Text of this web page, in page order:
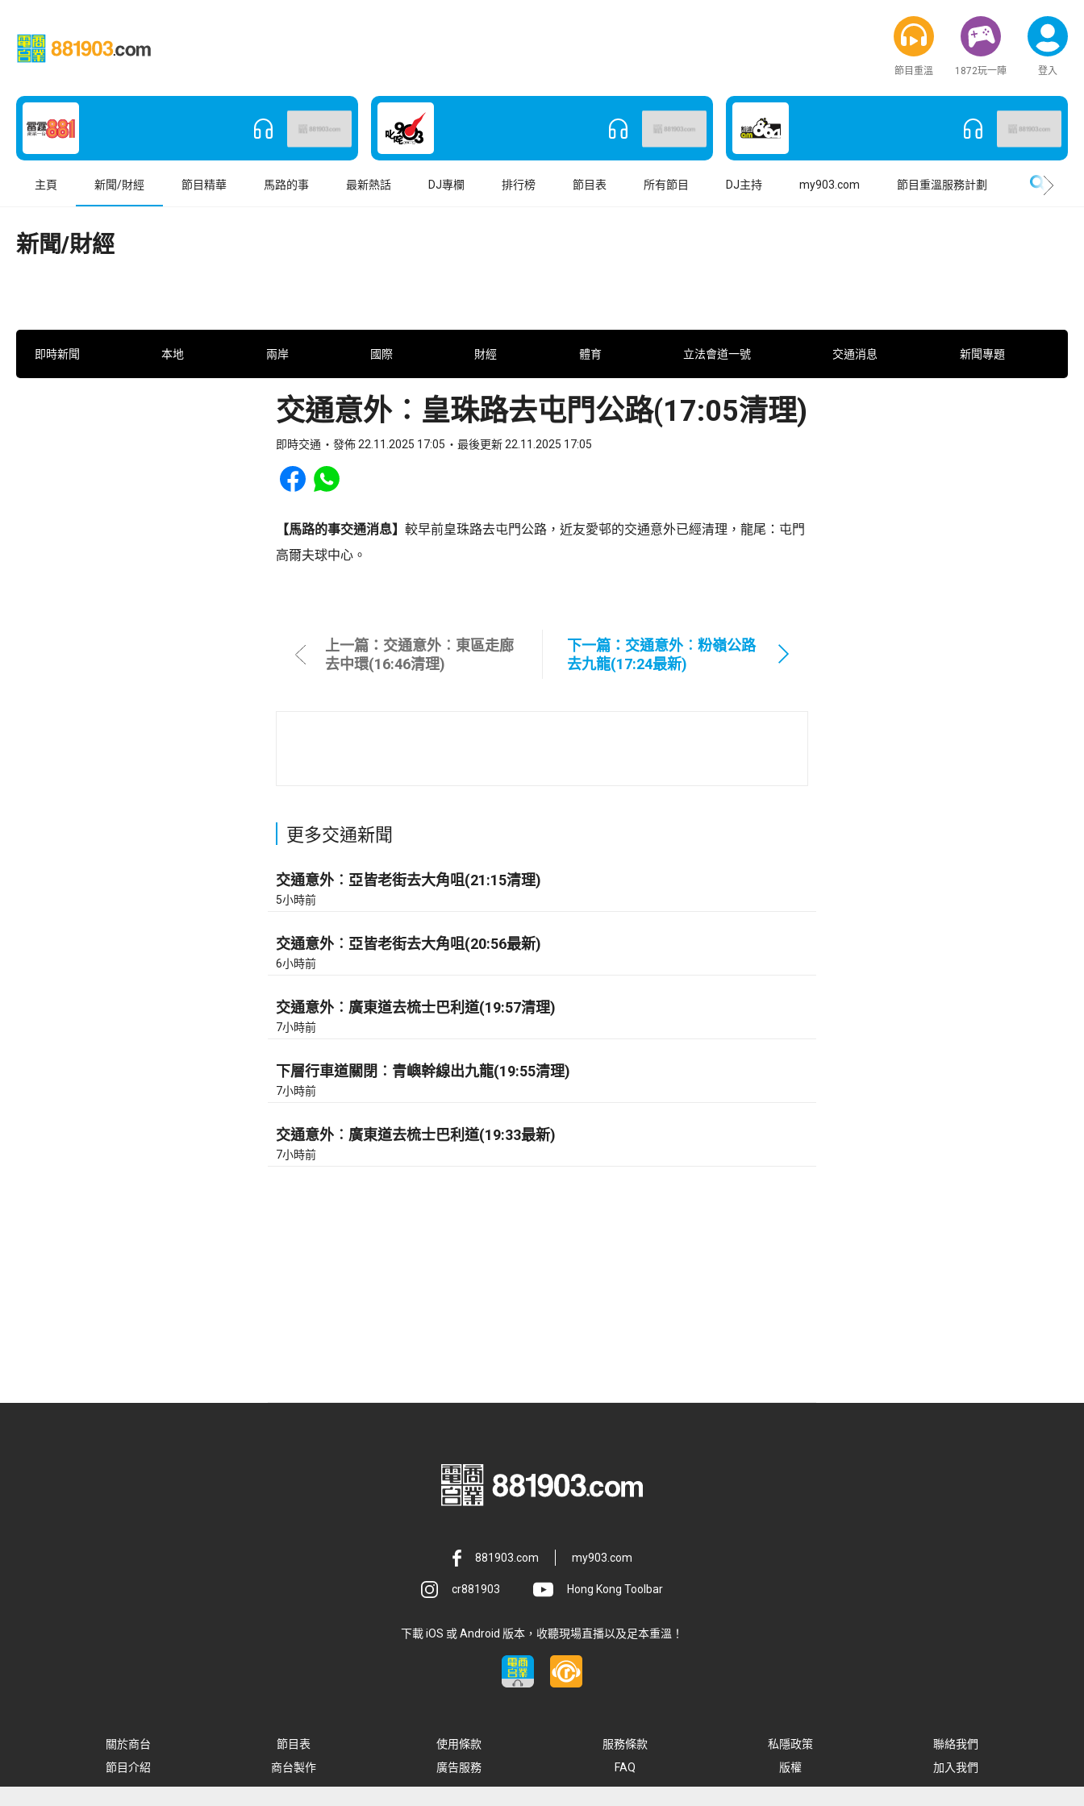
節目重溫 1872玩一陣 登入
主頁 新聞/財經 節目精華 馬路的事 最新熱話 DJ專欄 排行榜 節目表 所有節目 DJ主持 my903.com 節目重溫服務計劃
新聞/財經
即時新聞 本地 兩岸 國際 財經 體育 立法會道一號 交通消息 新聞專題
交通意外︰皇珠路去屯門公路(17:05清理)
即時交通 發佈 22.11.2025 17:05 最後更新 22.11.2025 17:05
Share to Facebook
Share to WhatsApp
【馬路的事交通消息】 較早前皇珠路去屯門公路，近友愛邨的交通意外已經清理，龍尾：屯門
高爾夫球中心。
上一篇：交通意外︰東區走廊
去中環(16:46清理)
下一篇：交通意外︰粉嶺公路
去九龍(17:24最新)
更多交通新聞
交通意外︰亞皆老街去大角咀(21:15清理)
5小時前
交通意外︰亞皆老街去大角咀(20:56最新)
6小時前
交通意外︰廣東道去梳士巴利道(19:57清理)
7小時前
下層行車道關閉︰青嶼幹線出九龍(19:55清理)
7小時前
交通意外︰廣東道去梳士巴利道(19:33最新)
7小時前
881903.com my903.com
cr881903 Hong Kong Toolbar
下載 iOS 或 Android 版本，收聽現場直播以及足本重溫！
關於商台 節目表 使用條款 服務條款 私隱政策
聯絡我們
節目介紹
商台製作 廣告服務 FAQ 版權 加入我們